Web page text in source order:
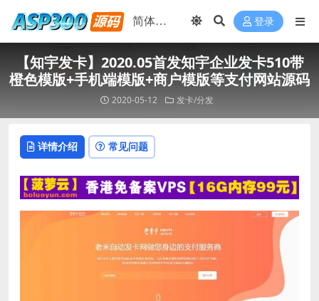
登录
【知宇发卡】2020.05首发知宇企业发卡510带
橙色模版+手机端模版+商户模版等支付网站源码
2020-05-12 发卡/分发
详情介绍 常见问题